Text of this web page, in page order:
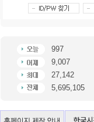
997
9,007
27,142
5,695,105